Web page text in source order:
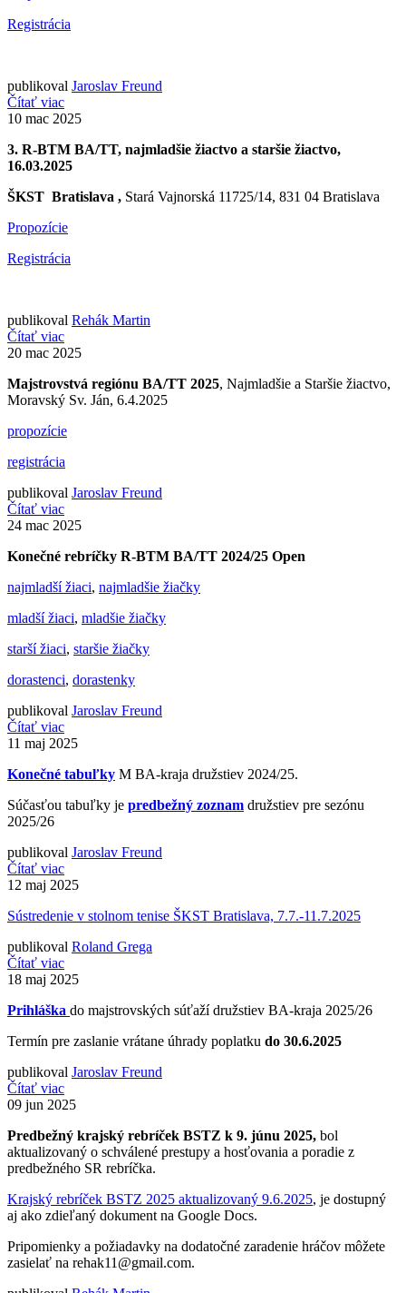
Registrácia
publikoval Jaroslav Freund
Čítať viac
10 mac 2025
3. R-BTM BA/TT, najmladšie žiactvo a staršie žiactvo,
16.03.2025
ŠKST Bratislava , Stará Vajnorská 11725/14, 831 04 Bratislava
Propozície
Registrácia
publikoval Rehák Martin
Čítať viac
20 mac 2025
Majstrovstvá regiónu BA/TT 2025, Najmladšie a Staršie žiactvo,
Moravský Sv. Ján, 6.4.2025
propozície
registrácia
publikoval Jaroslav Freund
Čítať viac
24 mac 2025
Konečné rebríčky R-BTM BA/TT 2024/25 Open
najmladší žiaci, najmladšie žiačky
mladší žiaci, mladšie žiačky
starší žiaci, staršie žiačky
dorastenci, dorastenky
publikoval Jaroslav Freund
Čítať viac
11 maj 2025
Konečné tabuľky M BA-kraja družstiev 2024/25.
Súčasťou tabuľky je predbežný zoznam družstiev pre sezónu
2025/26
publikoval Jaroslav Freund
Čítať viac
12 maj 2025
Sústredenie v stolnom tenise ŠKST Bratislava, 7.7.-11.7.2025
publikoval Roland Grega
Čítať viac
18 maj 2025
Prihláška do majstrovských súťaží družstiev BA-kraja 2025/26
Termín pre zaslanie vrátane úhrady poplatku do 30.6.2025
publikoval Jaroslav Freund
Čítať viac
09 jun 2025
Predbežný krajský rebríček BSTZ k 9. júnu 2025, bol
aktualizovaný o schválené prestupy a hosťovania a poradie z
predbežného SR rebríčka.
Krajský rebríček BSTZ 2025 aktualizovaný 9.6.2025, je dostupný
aj ako zdieľaný dokument na Google Docs.
Pripomienky a požiadavky na dodatočné zaradenie hráčov môžete
zasielať na rehak11@gmail.com.